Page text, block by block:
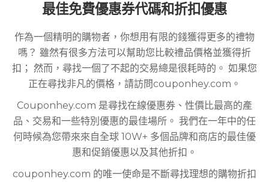
最佳免費優惠券代碼和折扣優惠
作為一個精明的購物者，你想用有限的錢獲得更多的禮物
嗎？ 雖然有很多方法可以幫助您比較禮品價格並獲得折
扣； 然而，尋找一個了不起的交易總是很耗時的。 如果您
正在尋找非凡的價格，請訪問couponhey.com。
Couponhey.com 是尋找在線優惠券、性價比最高的產
品、交易和一些特別優惠的最佳場所。 我們在一年中的任
何時候為您帶來來自全球 10W+ 多個品牌和商店的最佳優
惠和促銷優惠以及其他折扣。
couponhey.com 的唯一使命是不斷尋找理想的購物折扣